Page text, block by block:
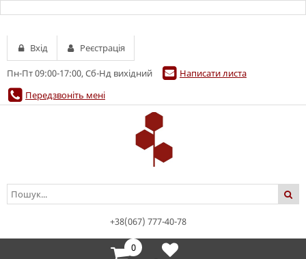
Пн-Пт 09:00-17:00, Сб-Нд вихідний
Написати листа
Передзвоніть мені
Вхід Реєстрація
+38(067) 777-40-78
0